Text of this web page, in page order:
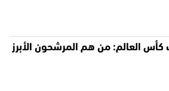
كأس العالم: من هم المرشحون الأبرز